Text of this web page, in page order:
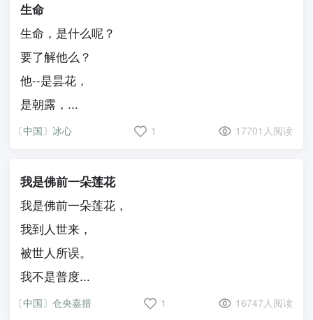
生命
生命，是什么呢？
要了解他么？
他--是昙花，
是朝露，...
〔中国〕冰心 1 17701人阅读
我是佛前一朵莲花
我是佛前一朵莲花，
我到人世来，
被世人所误。
我不是普度...
〔中国〕仓央嘉措 1 16747人阅读